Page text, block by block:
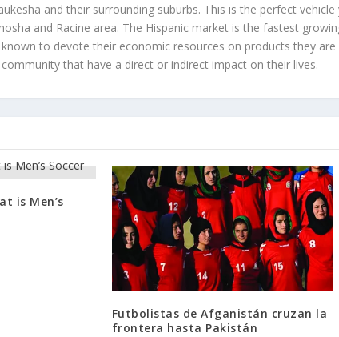
and their surrounding suburbs. This is the perfect
and Racine area. The Hispanic market is the fastest
to devote their economic resources on products they
that have a direct or indirect impact on their lives.
is Men’s
Futbolistas de Afganistán cruzan la
frontera hasta Pakistán